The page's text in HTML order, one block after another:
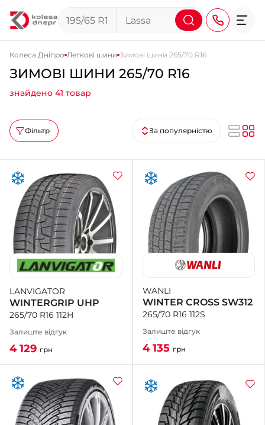
+38 (095) 276-44-44
+38 (067) 911-14-14
- на Щепкіна
+38 (098) 911-911-0
- на Тополі
+38 (098) 911-911-4
- на Калиновій
+38 (077) 7-184-184
- Донецьке шосе
+38 (050)-911-911-2
- Щепкіна
+38 (099)-643-33-77
- Тополь
+38 (068)-923-74-19
- Калинова
Колеса Дніпро Легкові шини Зимові шини 265/70 R16
ЗИМОВІ ШИНИ 265/70 R16
знайдено 41 товар
Фільтр За популярністю
LANVIGATOR
WINTERGRIP UHP
265/70 R16 112H
Залиште відгук
4 129 грн
WANLI
WINTER CROSS SW312
265/70 R16 112S
Залиште відгук
4 135 грн